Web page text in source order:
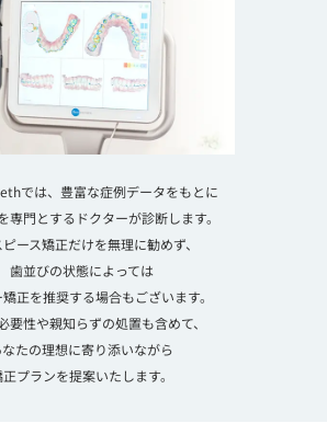
では、豊富な症例データをもとに
専門とするドクターが診断します。
ース矯正だけを無理に勧めず、
歯並びの状態によっては
正を推奨する場合もございます。
要性や親知らずの処置も含めて、
なたの理想に寄り添いながら
プランを提案いたします。